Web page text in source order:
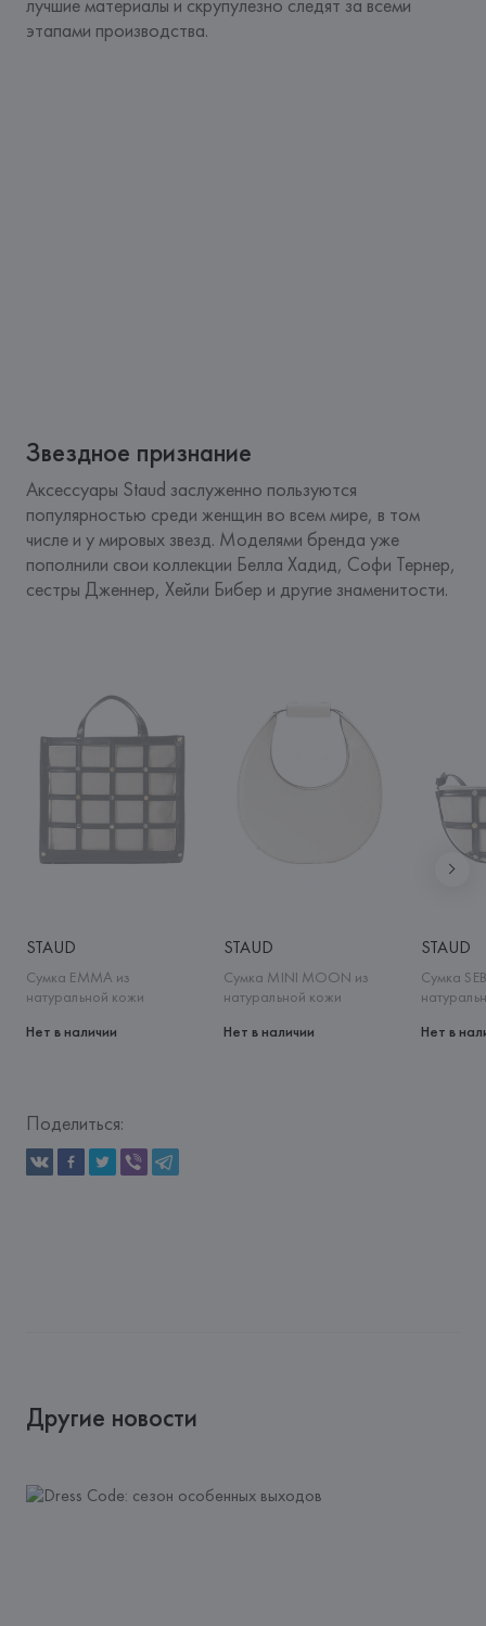
лучшие материалы и скрупулезно следят за всеми
этапами производства.
Звездное признание
Аксессуары Staud заслуженно пользуются
популярностью среди женщин во всем мире, в том
числе и у мировых звезд. Моделями бренда уже
пополнили свои коллекции Белла Хадид, Софи Тернер,
сестры Дженнер, Хейли Бибер и другие знаменитости.
STAUD
Сумка EMMA из
натуральной кожи
Нет в наличии
STAUD
Сумка MINI MOON из
натуральной кожи
Нет в наличии
STAUD
Сумка
Нет в
Поделиться:
Другие новости